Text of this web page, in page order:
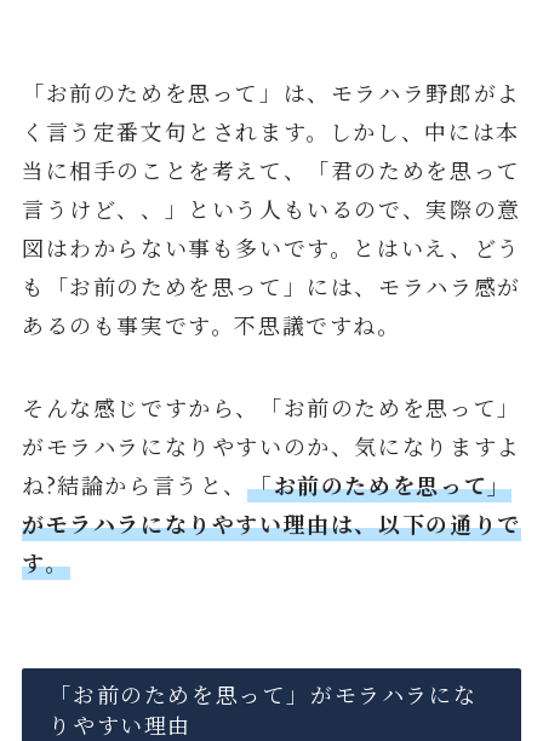
「お前のためを思って」は、モラハラ野郎がよ
く言う定番文句とされます。しかし、中には本
当に相手のことを考えて、「君のためを思って
言うけど、、」という人もいるので、実際の意
図はわからない事も多いです。とはいえ、どう
も「お前のためを思って」には、モラハラ感が
あるのも事実です。不思議ですね。
そんな感じですから、「お前のためを思って」
がモラハラになりやすいのか、気になりますよ
ね?結論から言うと、「お前のためを思って」
がモラハラになりやすい理由は、以下の通りで
す。
「お前のためを思って」がモラハラにな
りやすい理由